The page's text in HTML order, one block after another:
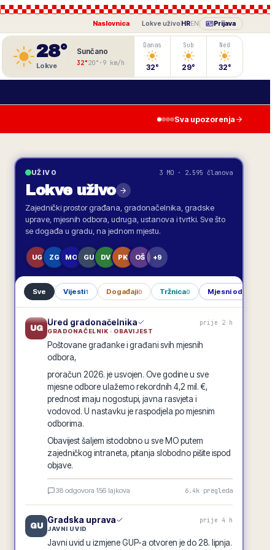
Naslovnica Lokveuživo HREN Prijava
28°
Lokve
Sunčano
32°20° · 9 km/h
Danas
32°
Sub
29°
Ned
32°
Sva upozorenja
UŽIVO 3 MO · 2.595 članova
Lokveuživo
Zajednički prostor građana, gradonačelnika, gradske
uprave, mjesnih odbora, udruga, ustanova i tvrtki. Sve što
se događa u gradu, na jednom mjestu.
UG ZG MO GU DV PK OŠ +9
Sve Vijesti1 Događaji0 Tržnica0 Mjesni odbori
UG
Ured gradonačelnika prije 2 h
GRADONAČELNIK · OBAVIJEST
Poštovane građanke i građani svih mjesnih
odbora,
proračun 2026. je usvojen. Ove godine u sve
mjesne odbore ulažemo rekordnih 4,2 mil. €,
prednost imaju nogostupi, javna rasvjeta i
vodovod. U nastavku je raspodjela po mjesnim
odborima.
Obavijest šaljem istodobno u sve MO putem
zajedničkog intraneta, pitanja slobodno pišite ispod
objave.
GRADSKA OBAVIJEST
38 odgovora·156 lajkova 6.4k pregleda
GU
Gradska uprava prije 4 h
JAVNI UVID
Javni uvid u izmjene GUP-a otvoren je do 28. lipnja.